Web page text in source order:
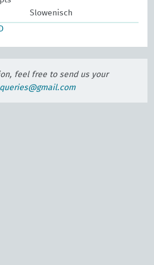
Slowenisch
feel free to send us your